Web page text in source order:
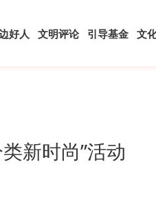
好人 文明评论 引导基金 文
新时尚”活动